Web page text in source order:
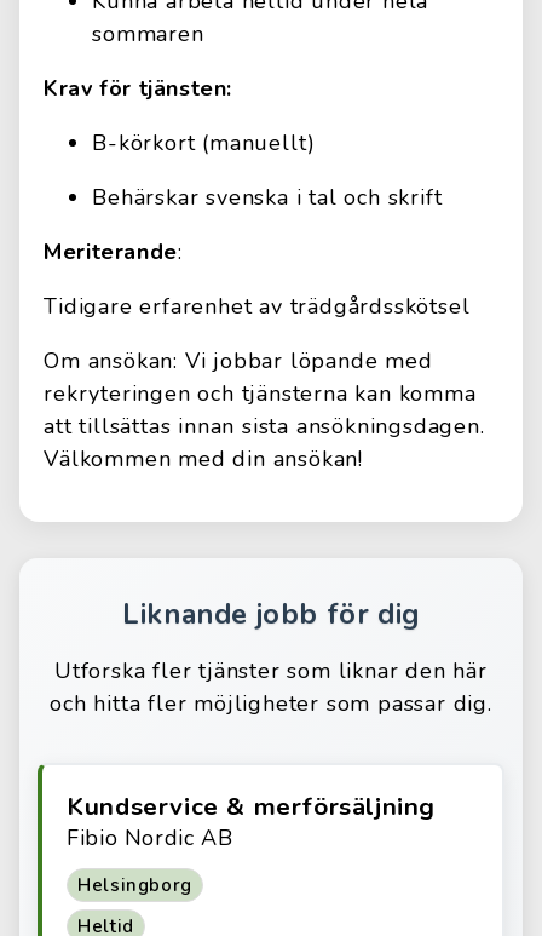
sommaren
Krav för tjänsten:
B-körkort (manuellt)
Behärskar svenska i tal och skrift
Meriterande:
Tidigare erfarenhet av trädgårdsskötsel
Om ansökan: Vi jobbar löpande med
rekryteringen och tjänsterna kan komma
att tillsättas innan sista ansökningsdagen.
Välkommen med din ansökan!
Liknande jobb för dig
Utforska fler tjänster som liknar den här
och hitta fler möjligheter som passar dig.
Kundservice & merförsäljning
Fibio Nordic AB
Helsingborg
Heltid